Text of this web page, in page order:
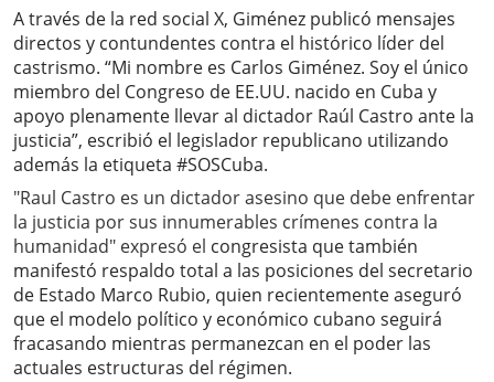
A través de la red social X, Giménez publicó mensajes
directos y contundentes contra el histórico líder del
castrismo. “Mi nombre es Carlos Giménez. Soy el único
miembro del Congreso de EE.UU. nacido en Cuba y
apoyo plenamente llevar al dictador Raúl Castro ante la
justicia”, escribió el legislador republicano utilizando
además la etiqueta #SOSCuba.
"Raul Castro es un dictador asesino que debe enfrentar
la justicia por sus innumerables crímenes contra la
humanidad" expresó el congresista que también
manifestó respaldo total a las posiciones del secretario
de Estado Marco Rubio, quien recientemente aseguró
que el modelo político y económico cubano seguirá
fracasando mientras permanezcan en el poder las
actuales estructuras del régimen.